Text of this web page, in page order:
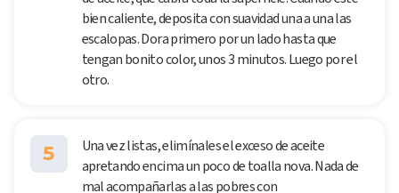
bien caliente, deposita con suavidad una a una las
escalopas. Dora primero por un lado hasta que
tengan bonito color, unos 3 minutos. Luego por el
otro.
5
Una vez listas, elimínales el exceso de aceite
apretando encima un poco de toalla nova. Nada de
mal acompañarlas a las pobres con